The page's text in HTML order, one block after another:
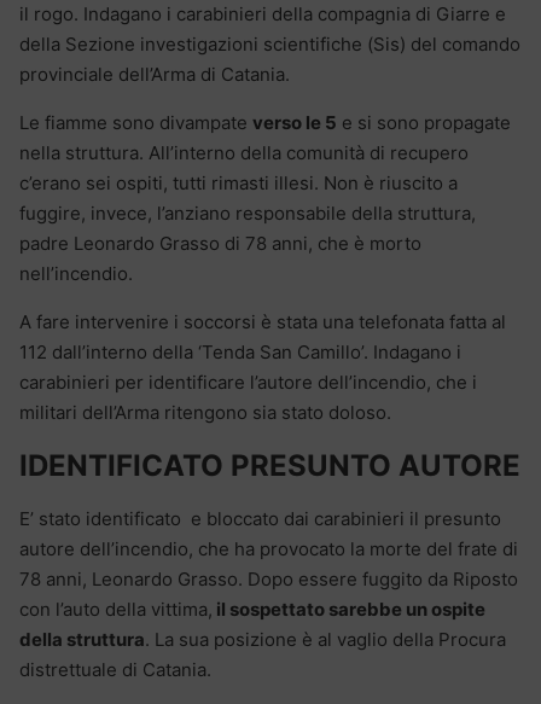
il rogo. Indagano i carabinieri della compagnia di Giarre e
della Sezione investigazioni scientifiche (Sis) del comando
provinciale dell’Arma di Catania.
Le fiamme sono divampate verso le 5 e si sono propagate
nella struttura. All’interno della comunità di recupero
c’erano sei ospiti, tutti rimasti illesi. Non è riuscito a
fuggire, invece, l’anziano responsabile della struttura,
padre Leonardo Grasso di 78 anni, che è morto
nell’incendio.
A fare intervenire i soccorsi è stata una telefonata fatta al
112 dall’interno della ‘Tenda San Camillo’. Indagano i
carabinieri per identificare l’autore dell’incendio, che i
militari dell’Arma ritengono sia stato doloso.
IDENTIFICATO PRESUNTO AUTORE
E’ stato identificato e bloccato dai carabinieri il presunto
autore dell’incendio, che ha provocato la morte del frate di
78 anni, Leonardo Grasso. Dopo essere fuggito da Riposto
con l’auto della vittima, il sospettato sarebbe un ospite
della struttura. La sua posizione è al vaglio della Procura
distrettuale di Catania.